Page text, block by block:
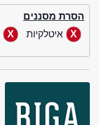
הסרת מסננים
איטלקיות